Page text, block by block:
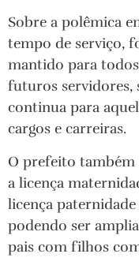
Sobre a polêmica
tempo de serviço,
mantido para
futuros servidores,
continua para
cargos e carreiras.
O prefeito também
a licença
licença
podendo ser
pais com filhos